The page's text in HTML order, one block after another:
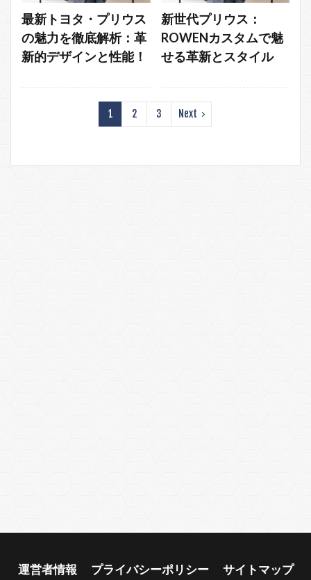
最新トヨタ・プリウス
の魅力を徹底解析：革
新的デザインと性能！
新世代プリウス：
ROWENカスタムで魅
せる革新とスタイル
1 2 3 Next
運営者情報 プライバシーポリシー サイトマップ